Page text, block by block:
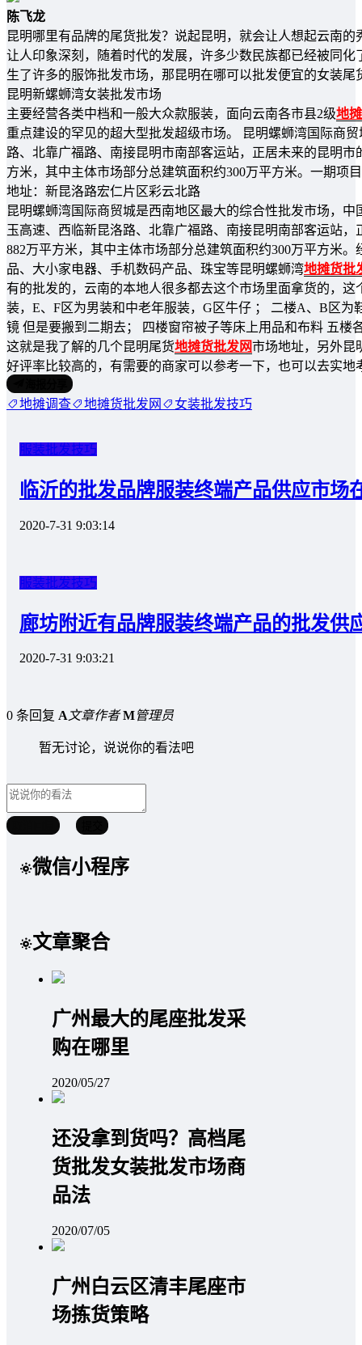
陈飞龙
昆明哪里有品牌的尾货批发？说起昆明，就会让人想起云南
让人印象深刻，随着时代的发展，许多少数民族都已经被同
生了许多的服饰批发市场，那昆明在哪可以批发便宜的女装
昆明新螺蛳湾女装批发市场
主要经营各类中档和一般大众款服装，面向云南各市县2级地
重点建设的罕见的超大型批发超级市场。 昆明螺蛳湾国际商
路、北靠广福路、南接昆明市南部客运站，正居未来的昆明
方米，其中主体市场部分总建筑面积约300万平方米。一期项
地址：新昆洛路宏仁片区彩云北路
昆明螺蛳湾国际商贸城是西南地区最大的综合性批发市场，
玉高速、西临新昆洛路、北靠广福路、南接昆明南部客运站
882万平方米，其中主体市场部分总建筑面积约300万平方米。
品、大小家电器、手机数码产品、珠宝等昆明螺蛳湾地摊货批
有的批发的，云南的本地人很多都去这个市场里面拿货的，
装，E、F区为男装和中老年服装，G区牛仔 ； 二楼A、B区
镜 但是要搬到二期去； 四楼窗帘被子等床上用品和布料 五楼
这就是我了解的几个昆明尾货地摊货批发网市场地址，另外昆
好评率比较高的，有需要的商家可以参考一下，也可以去实
地摊调查 地摊货批发网 女装批发技巧
服装批发技巧
临沂的批发品牌服装终端产品供应市场
2020-7-31 9:03:14
服装批发技巧
廊坊附近有品牌服装终端产品的批发供
2020-7-31 9:03:21
0 条回复 A文章作者 M管理员
暂无讨论，说说你的看法吧
微信小程序
文章聚合
广州最大的尾座批发采
购在哪里
2020/05/27
还没拿到货吗？高档尾
货批发女装批发市场商
品法
2020/07/05
广州白云区清丰尾座市
场拣货策略